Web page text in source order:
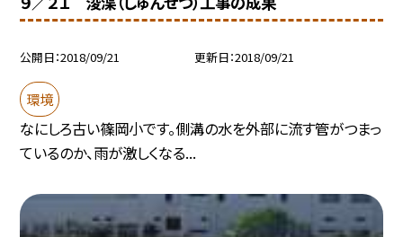
公開日 2018/09/21 更新日 2018/09/21
環境
なにしろ古い篠岡小です。側溝の水を外部に流す管がつまっ
ているのか、雨が激しくなる...